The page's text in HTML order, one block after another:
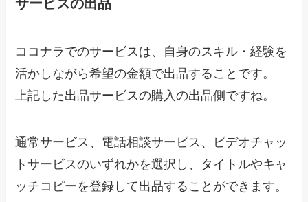
サービスの出品
ココナラでのサービスは、自身のスキル・経験を
活かしながら希望の金額で出品することです。
上記した出品サービスの購入の出品側ですね。
通常サービス、電話相談サービス、ビデオチャッ
トサービスのいずれかを選択し、タイトルやキャ
ッチコピーを登録して出品することができます。